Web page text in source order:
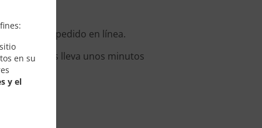
en su
y el
recibir su pedido en línea.
listo. Nos lleva unos minutos